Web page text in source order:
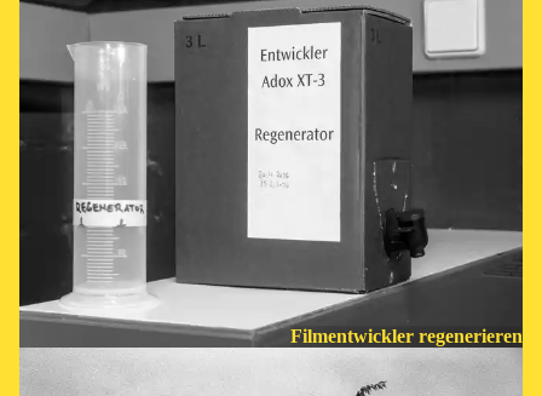
Filmentwickler regenerieren